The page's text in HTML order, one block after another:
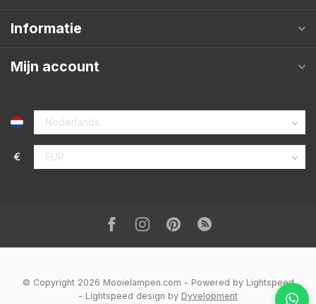
Informatie
Mijn account
€
© Copyright 2026 Mooielampen.com - Powered by Lightspeed
- Lightspeed design by Dyvelopment